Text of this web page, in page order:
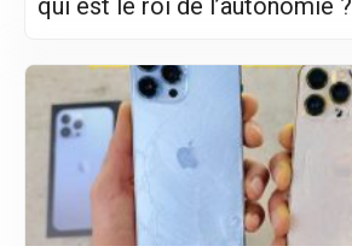
qui est le roi de l’autonomie ?